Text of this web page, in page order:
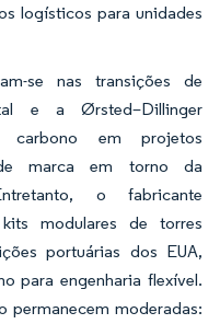
logísticos para unidades
se nas transições de
e a Ørsted–Dillinger
carbono em projetos
marca em torno da
o fabricante
modulares de torres
portuárias dos EUA,
para engenharia flexível.
permanecem moderadas: